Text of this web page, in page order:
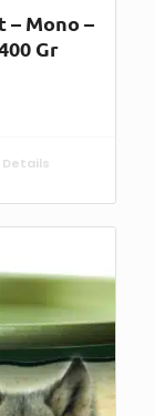
– Mono –
Gr
Details